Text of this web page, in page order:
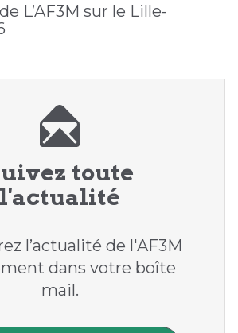
L’AF3M sur le Lille-
toute
l'actualité
l’actualité de l'AF3M
dans votre boîte
mail.